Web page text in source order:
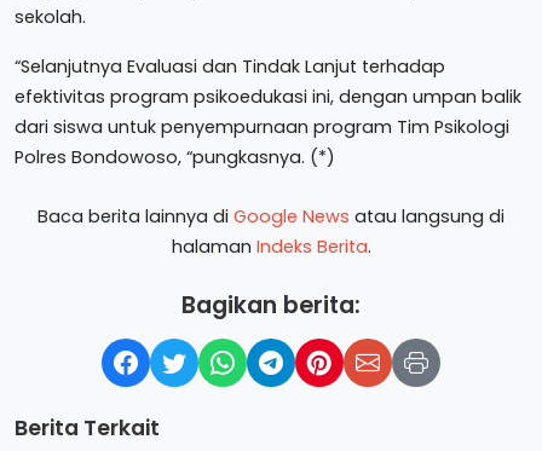
sekolah.
“Selanjutnya Evaluasi dan Tindak Lanjut terhadap
efektivitas program psikoedukasi ini, dengan umpan balik
dari siswa untuk penyempurnaan program Tim Psikologi
Polres Bondowoso, “pungkasnya. (*)
Baca berita lainnya di Google News atau langsung di
halaman Indeks Berita.
Bagikan berita:
Berita Terkait